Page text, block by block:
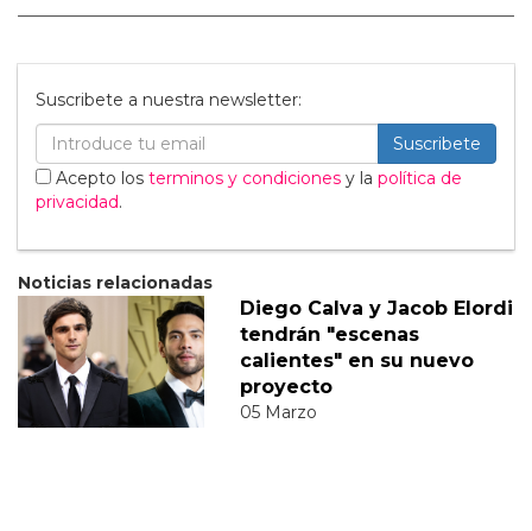
Suscribete a nuestra newsletter:
Suscribete
Acepto los terminos y condiciones y la política de
privacidad.
Noticias relacionadas
Diego Calva y Jacob Elordi
tendrán "escenas
calientes" en su nuevo
proyecto
05 Marzo